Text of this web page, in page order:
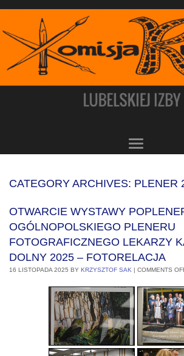
CATEGORY ARCHIVES: PLENER
OTWARCIE WYSTAWY
OGÓLNOPOLSKIEGO PLENERU
FOTOGRAFICZNEGO LEKARZY
DOLNY 2025 – FOTORELACJA
16 LISTOPADA 2025 BY KRZYSZTOF SAK | COMMENTS